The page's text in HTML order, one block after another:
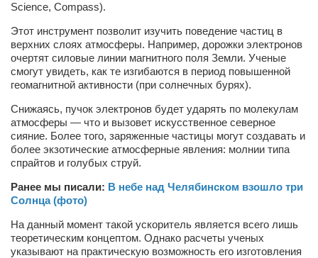
Сергей Шепилов
Актёры
Валентин Бурый
Артём Мяус
Александра Сокол
Барды
Владимир Айзенберг
Ольга Козаченко
Оксана Скоробагатская
Александра Скорук
Science, Compass).
Этот инструмент позволит изучить поведение частиц в
верхних слоях атмосферы. Например, дорожки электронов
очертят силовые линии магнитного поля Земли. Ученые
смогут увидеть, как те изгибаются в период повышенной
геомагнитной активности (при солнечных бурях).
Снижаясь, пучок электронов будет ударять по молекулам
атмосферы — что и вызовет искусственное северное
сияние. Более того, заряженные частицы могут создавать и
более экзотические атмосферные явления: молнии типа
спрайтов и голубых струй.
Ранее мы писали: В небе над Челябинском взошло три
Солнца (фото)
На данный момент такой ускоритель является всего лишь
теоретическим концептом. Однако расчеты ученых
указывают на практическую возможность его изготовления